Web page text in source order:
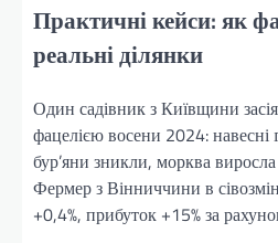
Практичні кейси: як
реальні ділянки
Один садівник з Київщини
фацелією восени 2024: навесні
бур’яни зникли, морква
Фермер з Вінниччини в
+0,4%, прибуток +15% за